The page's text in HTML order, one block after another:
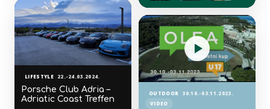
ŠK Samobor, Samobor
ŠK Sesvete-Agroproteinka,
Sesvete
ŠK Mornar, Split
AŠK Junior, Rijeka
ŠŠK Koprivnica, Koprivnica
Čestitamo svim sudionicima i
klubovima na nastupu!
LIFESTYLE 22.-24.03.2024.
Porsche Club Adria –
Adriatic Coast Treffen
OUTDOOR
30.10.-03.11.2023.
VIDEO